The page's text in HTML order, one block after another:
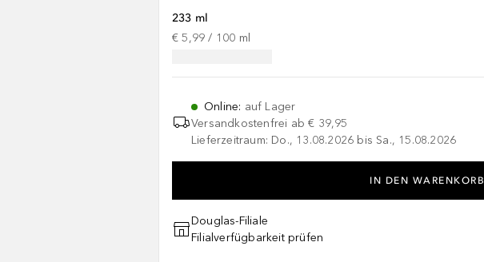
233 ml
€ 5,99 / 100 ml
Online: auf Lager
Versandkostenfrei ab € 39,95
Lieferzeitraum: Do., 13.08.2026 bis Sa., 15.08.2026
IN DEN WARENKORB
Douglas-Filiale
Filialverfügbarkeit prüfen